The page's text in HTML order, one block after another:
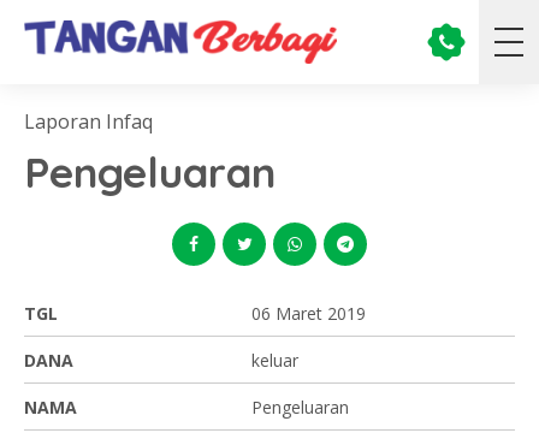
Laporan Infaq
Pengeluaran
TGL 06 Maret 2019
DANA keluar
NAMA Pengeluaran